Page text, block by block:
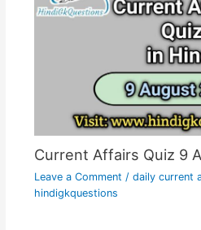
Current Affairs Quiz 9
Leave a Comment / daily current
hindigkquestions